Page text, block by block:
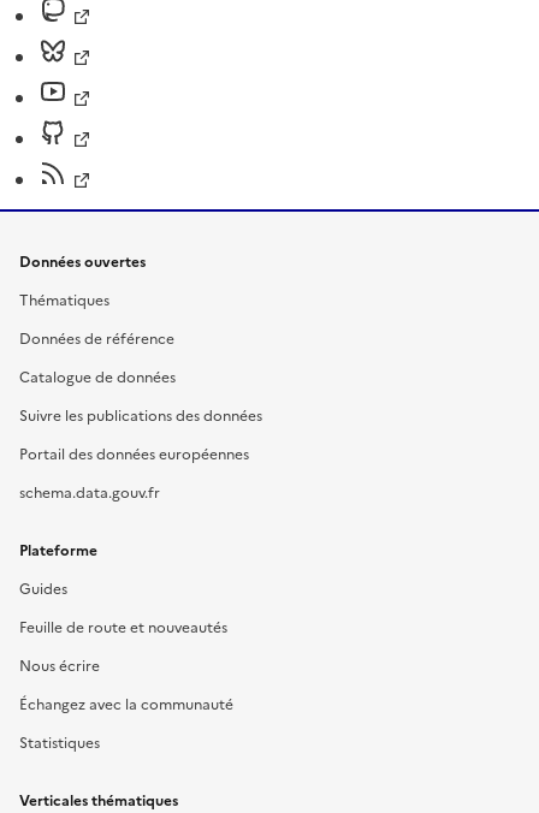
Données ouvertes
Thématiques
Données de référence
Catalogue de données
Suivre les publications des données
Portail des données européennes
schema.data.gouv.fr
Plateforme
Guides
Feuille de route et nouveautés
Nous écrire
Échangez avec la communauté
Statistiques
Verticales thématiques